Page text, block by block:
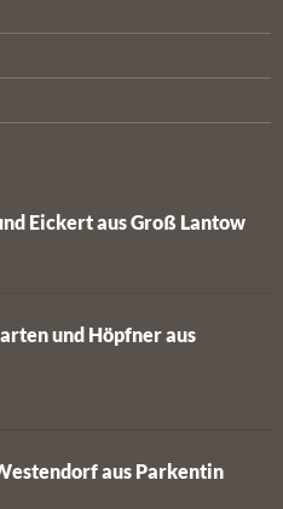
Eickert aus Groß Lantow
und Höpfner aus
aus Parkentin